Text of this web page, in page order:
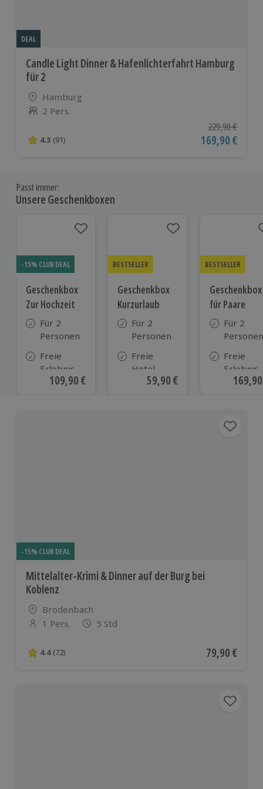
DEAL
Candle Light Dinner & Hafenlichterfahrt Hamburg
für 2
Standort
Hamburg
Anzahl der Teilnehmer
2 Pers.
4.3 von 5 Sternen basierend auf 91 Bewertungen
4.3 (91)
Ursprünglicher
229,90 €
Aktueller Preis
169,90 €
Passt immer:
Unsere Geschenkboxen
-15% CLUB DEAL
Geschenkbox
Zur Hochzeit
Für 2
Personen
Freie
Erlebnis-
Auswahl
Aktueller Preis
109,90 €
BESTSELLER
Geschenkbox
Kurzurlaub
Für 2
Personen
Freie
Hotel-
Auswahl
Aktueller Preis
59,90 €
BESTSELLER
Geschenkbox
für Paare
Für 2
Personen
Freie
Erlebnis-
Auswahl
-15% CLUB DEAL
Mittelalter-Krimi & Dinner auf der Burg bei
Koblenz
Standort
Brodenbach
Anzahl der Teilnehmer
1 Pers. 5 Std
4.4 von 5 Sternen basierend auf 72 Bewertungen
4.4 (72) Aktueller
79,90 €